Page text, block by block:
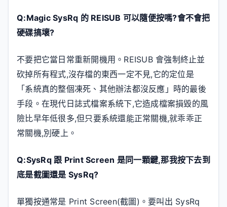
Q:Magic SysRq 的 REISUB 可以隨便按嗎?會不會把
硬碟搞壞?
不要把它當日常重新開機用。REISUB 會強制終止並
砍掉所有程式,沒存檔的東西一定不見,它的定位是
「系統真的整個凍死、其他辦法都沒反應」時的最後
手段。在現代日誌式檔案系統下,它造成檔案損毀的風
險比早年低很多,但只要系統還能正常關機,就乖乖正
常關機,別硬上。
Q:SysRq 跟 Print Screen 是同一顆鍵,那我按下去到
底是截圖還是 SysRq?
單獨按通常是 Print Screen(截圖)。要叫出 SysRq